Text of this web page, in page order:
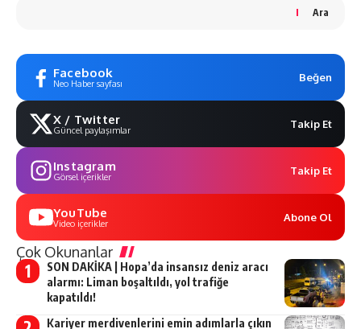
Ara
Facebook
Neo Haber sayfası Beğen
X / Twitter
Güncel paylaşımlar Takip Et
Instagram
Görsel içerikler Takip Et
YouTube
Video içerikler Abone Ol
Çok Okunanlar
SON DAKİKA | Hopa’da insansız deniz aracı
alarmı: Liman boşaltıldı, yol trafiğe
kapatıldı!
Kariyer merdivenlerini emin adımlarla çıkın